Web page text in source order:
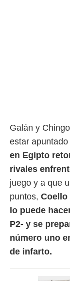
para
ni para
o
aunque
no
Puedes
web a
abono
Galán y
estar
en Egipto
rivales
juego y a que
puntos, Coello
lo puede
P2- y se
número uno
de infarto.